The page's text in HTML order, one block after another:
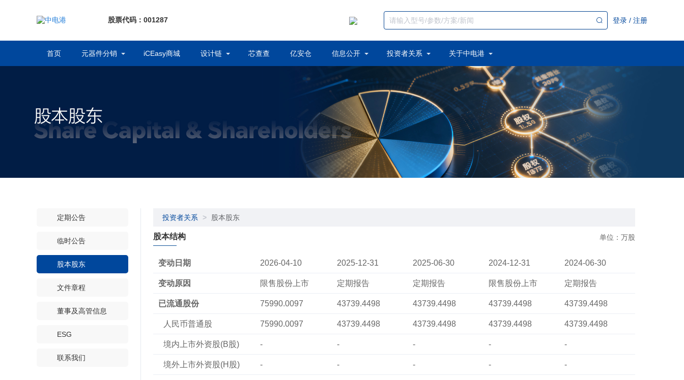
股票代码：001287 登录 / 注册
首页 元器件分销 iCEasy商城 设计链 芯查查 亿安仓 信息公开 投资者关系 关于中电港
定期公告
临时公告
股本股东
文件章程
董事及高管信息
ESG
联系我们
投资者关系 > 股本股东
股本结构 单位：万股
变动日期 2026-04-10 2025-12-31 2025-06-30 2024-12-31 2024-06-30
变动原因 限售股份上市 定期报告 定期报告 限售股份上市 定期报告
已流通股份 75990.0097 43739.4498 43739.4498 43739.4498 43739.4498
人民币普通股 75990.0097 43739.4498 43739.4498 43739.4498 43739.4498
境内上市外资股(B股) - - - - -
境外上市外资股(H股) - - - - -